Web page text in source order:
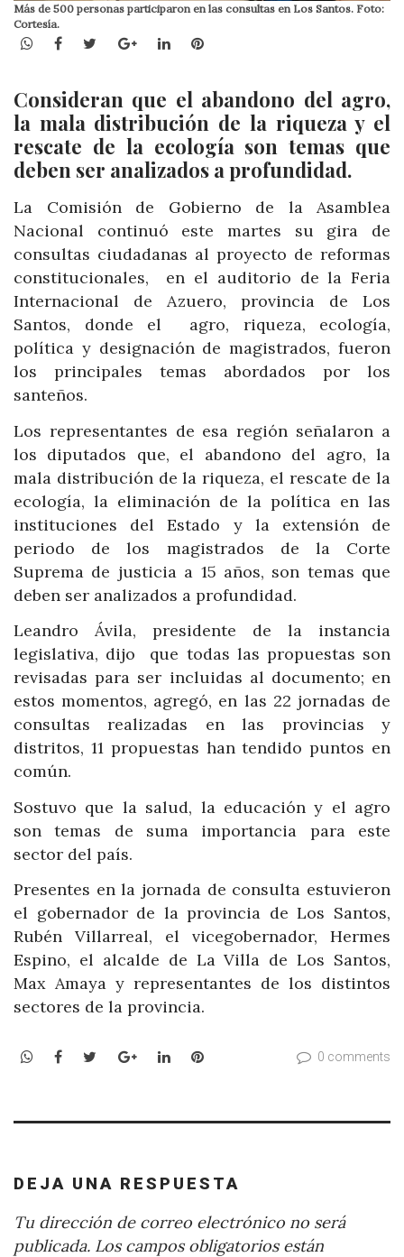
Más de 500 personas participaron en las consultas en Los Santos. Foto:
Cortesía.
WhatsApp
Facebook
TwitterGoogle+LinkedInPinterest
Consideran que el abandono del agro,
la mala distribución de la riqueza y el
rescate de la ecología son temas que
deben ser analizados a profundidad.
La Comisión de Gobierno de la Asamblea
Nacional continuó este martes su gira de
consultas ciudadanas al proyecto de reformas
constitucionales, en el auditorio de la Feria
Internacional de Azuero, provincia de Los
Santos, donde el agro, riqueza, ecología,
política y designación de magistrados, fueron
los principales temas abordados por los
santeños.
Los representantes de esa región señalaron a
los diputados que, el abandono del agro, la
mala distribución de la riqueza, el rescate de la
ecología, la eliminación de la política en las
instituciones del Estado y la extensión de
periodo de los magistrados de la Corte
Suprema de justicia a 15 años, son temas que
deben ser analizados a profundidad.
Leandro Ávila, presidente de la instancia
legislativa, dijo que todas las propuestas son
revisadas para ser incluidas al documento; en
estos momentos, agregó, en las 22 jornadas de
consultas realizadas en las provincias y
distritos, 11 propuestas han tendido puntos en
común.
Sostuvo que la salud, la educación y el agro
son temas de suma importancia para este
sector del país.
Presentes en la jornada de consulta estuvieron
el gobernador de la provincia de Los Santos,
Rubén Villarreal, el vicegobernador, Hermes
Espino, el alcalde de La Villa de Los Santos,
Max Amaya y representantes de los distintos
sectores de la provincia.
WhatsApp
Facebook
TwitterGoogle+LinkedInPinterest 0 comments
DEJA UNA RESPUESTA
Tu dirección de correo electrónico no será
publicada. Los campos obligatorios están